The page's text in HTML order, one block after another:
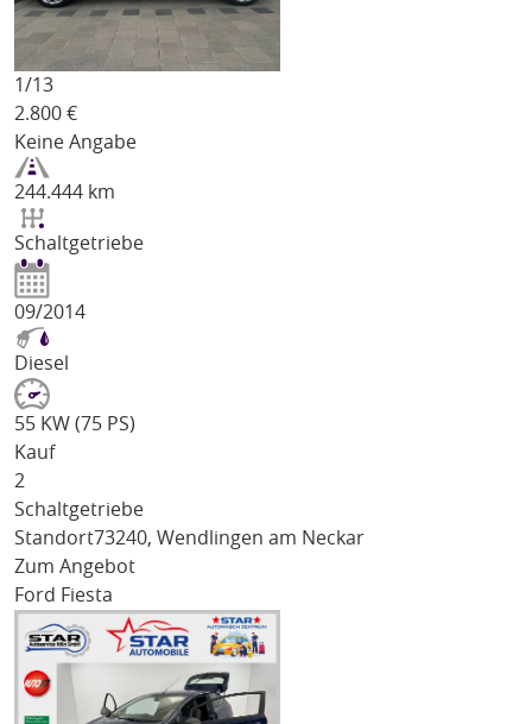
1/13
2.800 €
Keine Angabe
244.444 km
Schaltgetriebe
09/2014
Diesel
55 KW (75 PS)
Kauf
2
Schaltgetriebe
Standort73240, Wendlingen am Neckar
Zum Angebot
Ford Fiesta